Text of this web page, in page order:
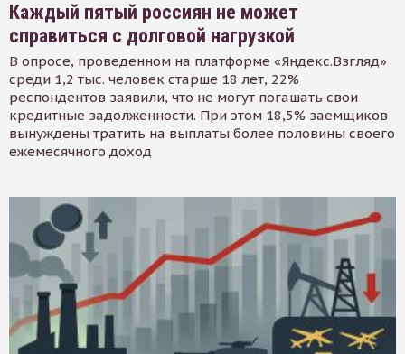
Каждый пятый россиян не может
справиться с долговой нагрузкой
В опросе, проведенном на платформе «Яндекс.Взгляд»
среди 1,2 тыс. человек старше 18 лет, 22%
респондентов заявили, что не могут погашать свои
кредитные задолженности. При этом 18,5% заемщиков
вынуждены тратить на выплаты более половины своего
ежемесячного доход